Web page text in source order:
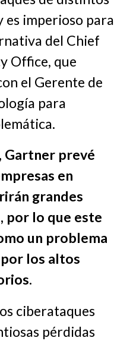
es imperioso para
del Chief
Office, que
el Gerente de
para
Gartner prevé
en
grandes
por lo que este
un problema
los altos
ciberataques
pérdidas